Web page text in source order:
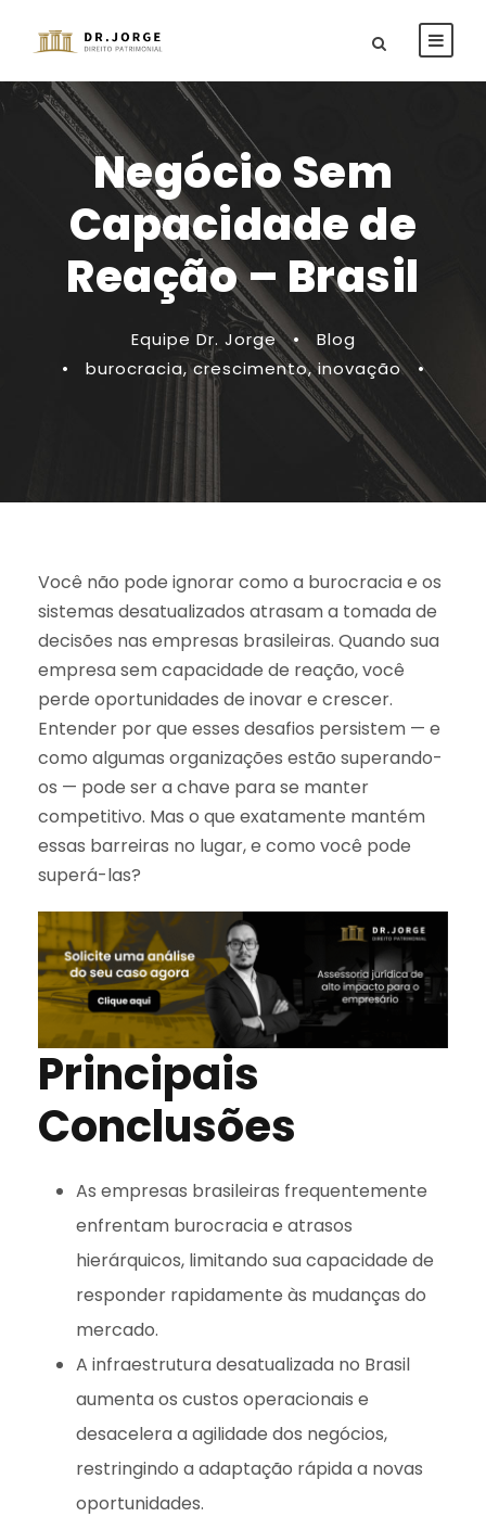
Negócio Sem
Capacidade de
Reação – Brasil
Equipe Dr. Jorge •
Blog
•
burocracia, crescimento, inovação •
Você não pode ignorar como a burocracia e os
sistemas desatualizados atrasam a tomada de
decisões nas empresas brasileiras. Quando sua
empresa sem capacidade de reação, você
perde oportunidades de inovar e crescer.
Entender por que esses desafios persistem — e
como algumas organizações estão superando-
os — pode ser a chave para se manter
competitivo. Mas o que exatamente mantém
essas barreiras no lugar, e como você pode
superá-las?
Principais
Conclusões
As empresas brasileiras frequentemente
enfrentam burocracia e atrasos
hierárquicos, limitando sua capacidade de
responder rapidamente às mudanças do
mercado.
A infraestrutura desatualizada no Brasil
aumenta os custos operacionais e
desacelera a agilidade dos negócios,
restringindo a adaptação rápida a novas
oportunidades.